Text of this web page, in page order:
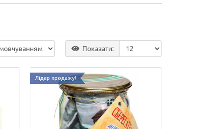
Показати:
Лідер продажу!